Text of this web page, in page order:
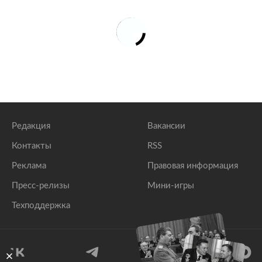
Редакция
Контакты
Реклама
Пресс-релизы
Техподдержка
Вакансии
RSS
Правовая информация
Мини-игры